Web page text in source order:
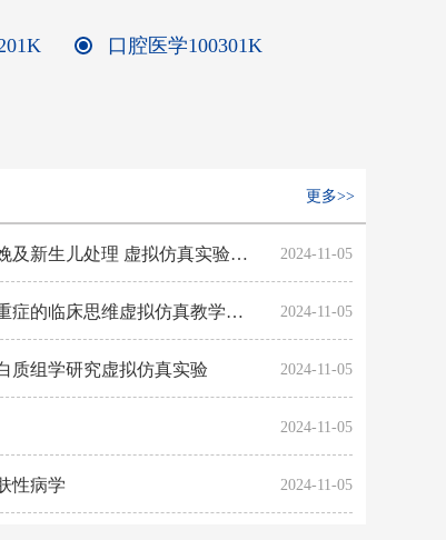
口腔医学100301K
更多>>
国家级一流本科课程：产房分娩及新生儿处理 虚拟仿真实验教学 2024-11-05
国家级一流本科课程：血管急重症的临床思维虚拟仿真教学系统 2024-11-05
质组学研究虚拟仿真实验 2024-11-05
2024-11-05
性病学 2024-11-05